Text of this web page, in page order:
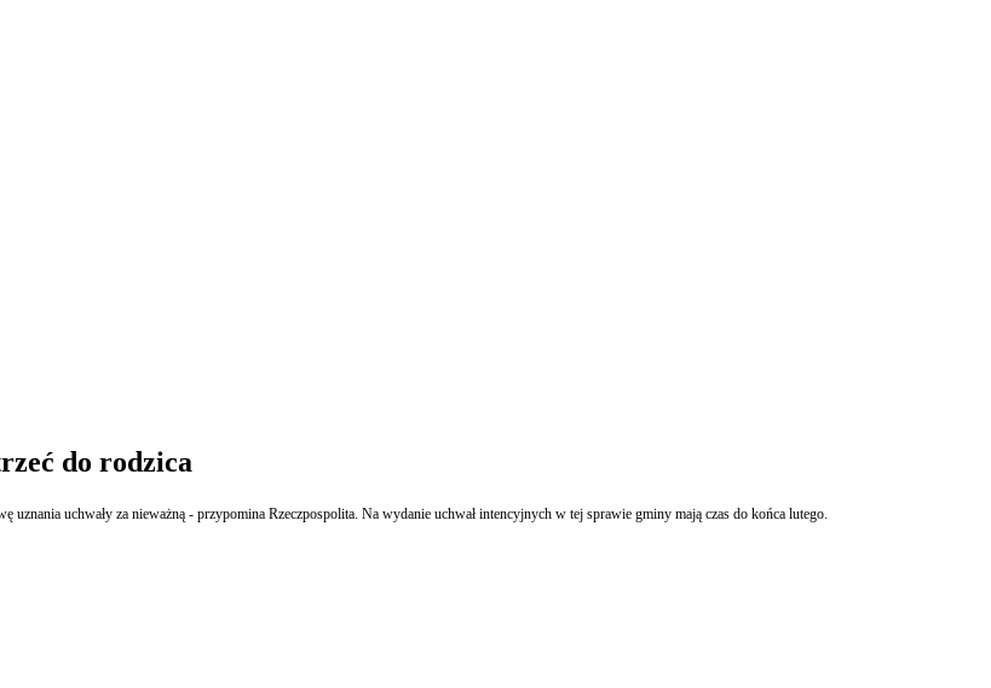
do rodzica
uchwały za nieważną - przypomina Rzeczpospolita. Na wydanie uchwał intencyjnych w tej sprawie gminy mają czas do końca lutego.